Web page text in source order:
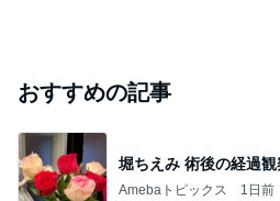
おすすめの記事
堀ちえみ 術後の経過
Amebaトピックス 1日前